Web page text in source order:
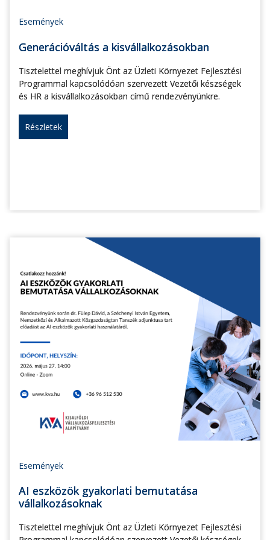
Események
Generációváltás a kisvállalkozásokban
Tisztelettel meghívjuk Önt az Üzleti Környezet Fejlesztési
Programmal kapcsolódóan szervezett Vezetői készségek
és HR a kisvállalkozásokban című rendezvényünkre.
Részletek
Események
AI eszközök gyakorlati bemutatása
vállalkozásoknak
Tisztelettel meghívjuk Önt az Üzleti Környezet Fejlesztési